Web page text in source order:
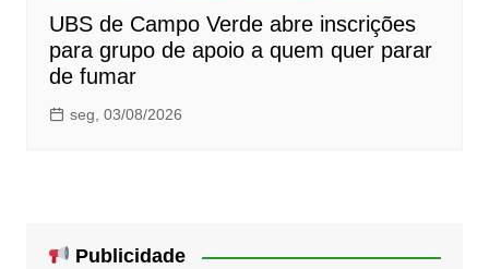
UBS de Campo Verde abre inscrições
para grupo de apoio a quem quer parar
de fumar
seg, 03/08/2026
Publicidade